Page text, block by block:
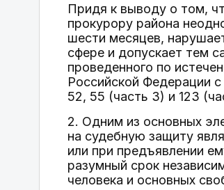
Придя к выводу о том,
прокурору района
шести месяцев,
сфере и допускает тем
проведенного по
Российской Федерации
52, 55 (часть 3) и 123
2. Одним из основных
на судебную защиту
или при предъявлении
разумный срок
человека и основных